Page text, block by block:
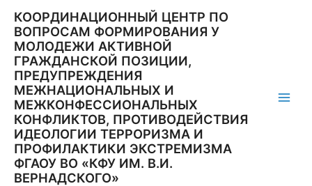
содержимому
КООРДИНАЦИОННЫЙ ЦЕНТР ПО
ВОПРОСАМ ФОРМИРОВАНИЯ У
МОЛОДЕЖИ АКТИВНОЙ
ГРАЖДАНСКОЙ ПОЗИЦИИ,
ПРЕДУПРЕЖДЕНИЯ
МЕЖНАЦИОНАЛЬНЫХ И
МЕЖКОНФЕССИОНАЛЬНЫХ
КОНФЛИКТОВ, ПРОТИВОДЕЙСТВИЯ
ИДЕОЛОГИИ ТЕРРОРИЗМА И
ПРОФИЛАКТИКИ ЭКСТРЕМИЗМА
ФГАОУ ВО «КФУ ИМ. В.И.
ВЕРНАДСКОГО»